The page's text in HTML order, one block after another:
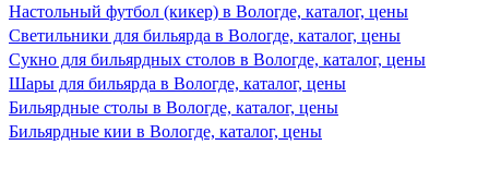
Настольный футбол (кикер) в Вологде, каталог, цены
Светильники для бильярда в Вологде, каталог, цены
Сукно для бильярдных столов в Вологде, каталог, цены
Шары для бильярда в Вологде, каталог, цены
Бильярдные столы в Вологде, каталог, цены
Бильярдные кии в Вологде, каталог, цены